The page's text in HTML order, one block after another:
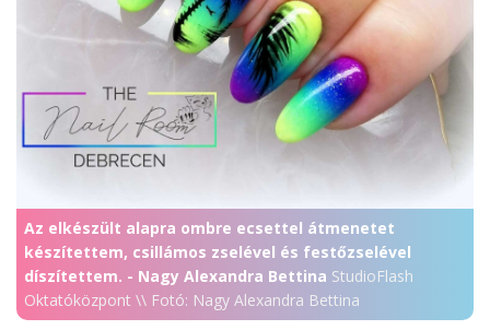
Az elkészült alapra ombre ecsettel átmenetet
készítettem, csillámos zselével és festőzselével
díszítettem. - Nagy Alexandra Bettina StudioFlash
Oktatóközpont \\ Fotó: Nagy Alexandra Bettina